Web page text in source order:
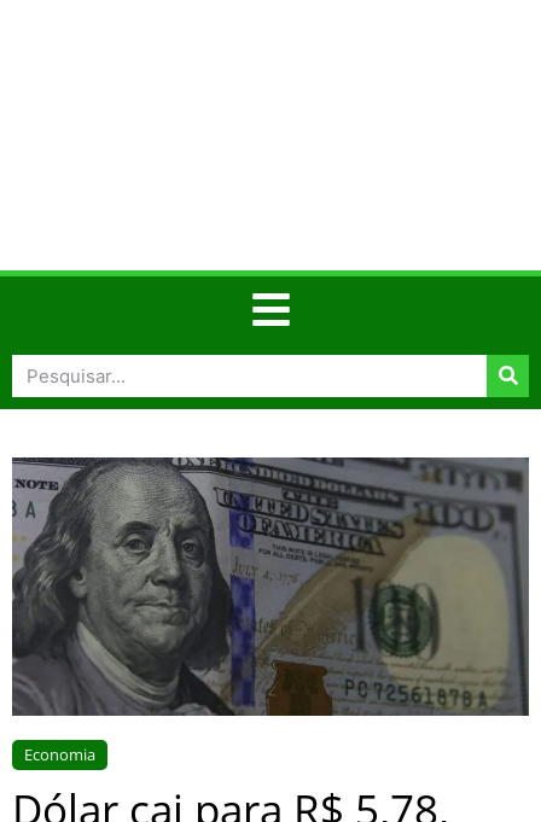
Economia
Dólar cai para R$ 5,78,